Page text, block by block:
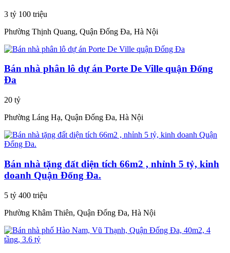
3 tỷ 100 triệu
Phường Thịnh Quang, Quận Đống Đa, Hà Nội
Bán nhà phân lô dự án Porte De Ville quận Đống
Đa
20 tỷ
Phường Láng Hạ, Quận Đống Đa, Hà Nội
Bán nhà tặng đất diện tích 66m2 , nhỉnh 5 tỷ, kinh
doanh Quận Đống Đa.
5 tỷ 400 triệu
Phường Khâm Thiên, Quận Đống Đa, Hà Nội